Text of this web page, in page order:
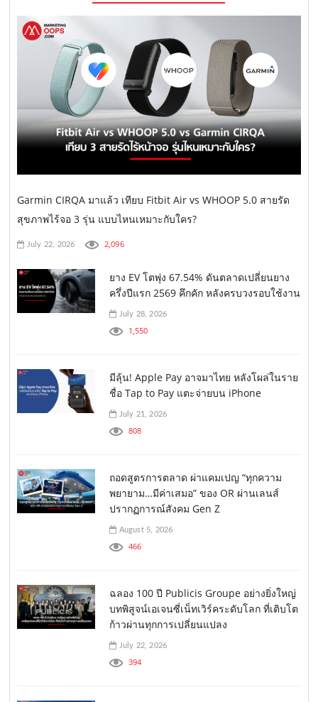
Garmin CIRQA มาแล้ว เทียบ Fitbit Air vs WHOOP 5.0 สายรัด
สุขภาพไร้จอ 3 รุ่น แบบไหนเหมาะกับใคร?
July 22, 2026 2,096
ยาง EV โตพุ่ง 67.54% ดันตลาดเปลี่ยนยาง
ครึ่งปีแรก 2569 คึกคัก หลังครบวงรอบใช้งาน
July 28, 2026
1,550
มีลุ้น! Apple Pay อาจมาไทย หลังโผล่ในราย
ชื่อ Tap to Pay แตะจ่ายบน iPhone
July 21, 2026
808
ถอดสูตรการตลาด ผ่าแคมเปญ “ทุกความ
พยายาม…มีค่าเสมอ” ของ OR ผ่านเลนส์
ปรากฏการณ์สังคม Gen Z
August 5, 2026
466
ฉลอง 100 ปี Publicis Groupe อย่างยิ่งใหญ่
บทพิสูจน์เอเจนซี่เน็ทเวิร์คระดับโลก ที่เติบโต
ก้าวผ่านทุกการเปลี่ยนแปลง
July 22, 2026
394